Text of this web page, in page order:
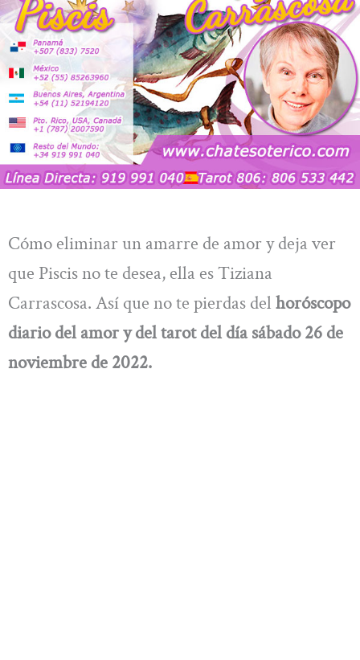
Cómo eliminar un amarre de amor y deja ver
que Piscis no te desea, ella es Tiziana
Carrascosa. Así que no te pierdas del horóscopo
diario del amor y del tarot del día sábado 26 de
noviembre de 2022.